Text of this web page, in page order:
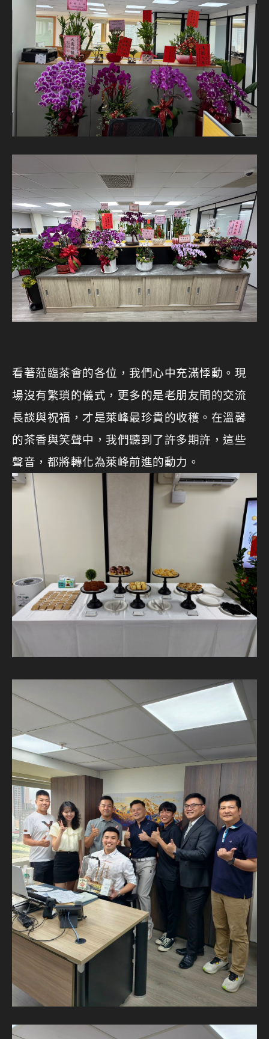
看著蒞臨茶會的各位，我們心中充滿悸動。現
場沒有繁瑣的儀式，更多的是老朋友間的交流
長談與祝福，才是萊峰最珍貴的收穫。在溫馨
的茶香與笑聲中，我們聽到了許多期許，這些
聲音，都將轉化為萊峰前進的動力。